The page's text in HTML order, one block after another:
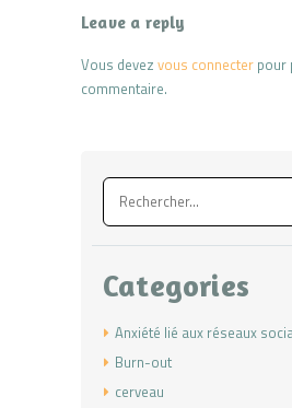
Leave a reply
Vous devez vous connecter pour
commentaire.
Rechercher :
Categories
Anxiété lié aux réseaux
Burn-out
cerveau